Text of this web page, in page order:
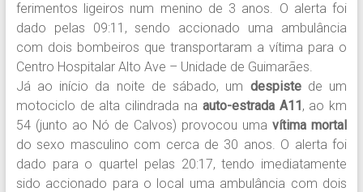
ferimentos ligeiros num menino de 3 anos. O alerta foi
dado pelas 09:11, sendo accionado uma ambulância
com dois bombeiros que transportaram a vítima para o
Centro Hospitalar Alto Ave – Unidade de Guimarães.
Já ao início da noite de sábado, um despistede um
motociclo de alta cilindrada na auto-estrada A11, ao km
54 (junto ao Nó de Calvos) provocou umavítima mortal
do sexo masculino com cerca de 30 anos. O alerta foi
dado para o quartel pelas 20:17, tendo imediatamente
sido accionado para o local uma ambulância com dois